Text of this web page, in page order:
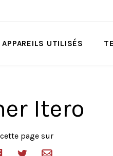
APPAREILS UTILISÉS
Itero
page sur